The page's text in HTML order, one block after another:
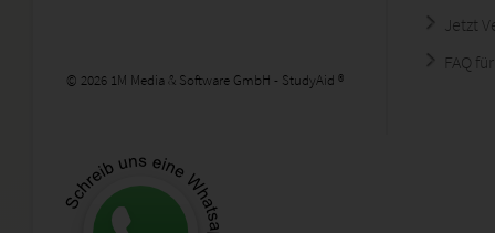
© 2026 1M Media & Software GmbH - StudyAid ®
Jetzt
FAQ